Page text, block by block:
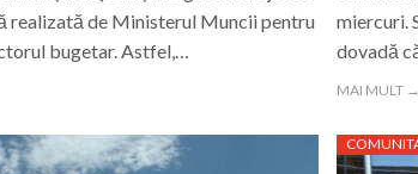
realizată de Ministerul Muncii pentru
bugetar. Astfel,…
miercuri.
dovadă
MAI MULT →